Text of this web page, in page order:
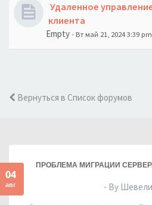
Удаленное
клиента
Empty- Вт май 21, 2024 3:39 pm
Вернуться в Список форумов
04
авг
ПРОБЛЕМА МИГРАЦИИ СЕРВЕРА
- By